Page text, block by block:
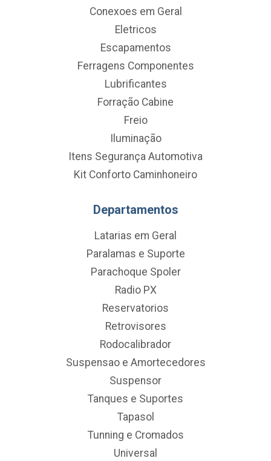
Conexoes em Geral
Eletricos
Escapamentos
Ferragens Componentes
Lubrificantes
Forração Cabine
Freio
Iluminação
Itens Segurança Automotiva
Kit Conforto Caminhoneiro
Departamentos
Latarias em Geral
Paralamas e Suporte
Parachoque Spoler
Radio PX
Reservatorios
Retrovisores
Rodocalibrador
Suspensao e Amortecedores
Suspensor
Tanques e Suportes
Tapasol
Tunning e Cromados
Universal